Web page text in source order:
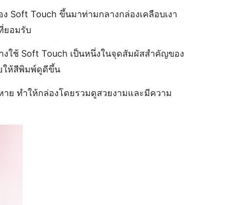
Soft Touch ขึ้นมาท่ามกลางกล่องเคลือบเงา
ยอมรับ
งใช้ Soft Touch เป็นหนึ่งในจุดสัมผัสสำคัญของ
ให้สีพิมพ์ดูดีขึ้น
ย ทำให้กล่องโดยรวมดูสวยงามและมีความ